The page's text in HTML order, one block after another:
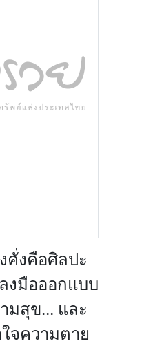
คั่งคือศิลปะ
มือออกแบบ
มสุข... และ
จความตาย